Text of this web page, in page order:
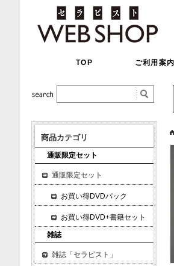
TOP ご利用案内
商品カテゴリ
通販限定セット
通販限定セット
お買い得DVDパック
お買い得DVD+書籍セット
雑誌
雑誌「セラピスト」